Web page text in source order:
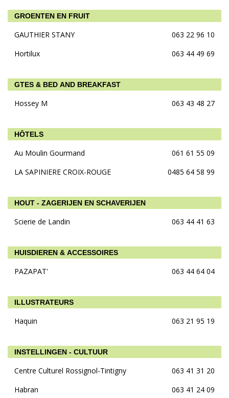
GROENTEN EN FRUIT
GAUTHIER STANY
063 22 96 10
Hortilux
063 44 49 69
GTES & BED AND BREAKFAST
Hossey M 063 43 48 27
HÔTELS
Au Moulin Gourmand
061 61 55 09
LA SAPINIERE CROIX-ROUGE
0485 64 58 99
HOUT - ZAGERIJEN EN SCHAVERIJEN
Scierie de Landin 063 44 41 63
HUISDIEREN & ACCESSOIRES
PAZAPAT' 063 44 64 04
ILLUSTRATEURS
Haquin 063 21 95 19
INSTELLINGEN - CULTUUR
Centre Culturel Rossignol-Tintigny
063 41 31 20
Habran
063 41 24 09